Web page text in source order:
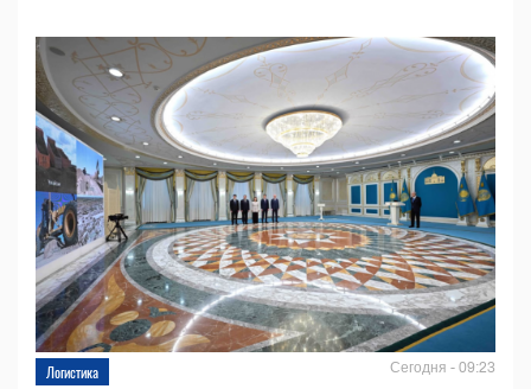
Логистика Сегодня - 09:23